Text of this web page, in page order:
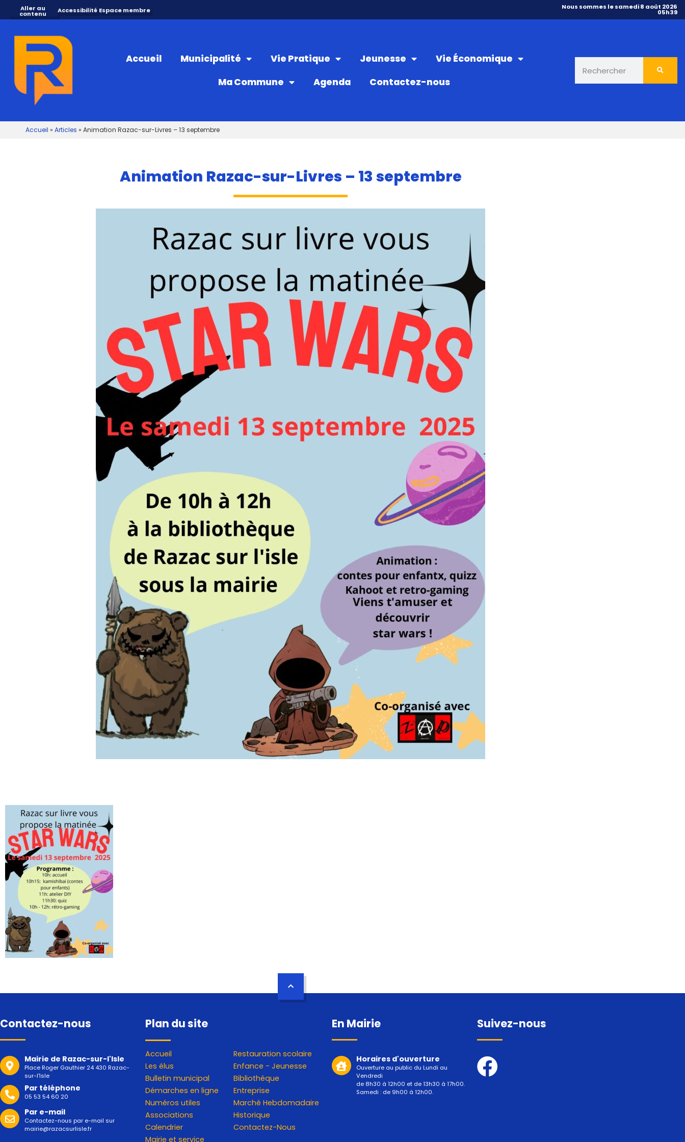
Aller au
contenu Accessibilité Espace membre Nous sommes le samedi 8 août 2026
05h39
Accueil Municipalité Vie Pratique Jeunesse
Vie Économique
Ma Commune
Agenda Contactez-nous
Accueil » Articles » Animation Razac-sur-Livres – 13 septembre
Animation Razac-sur-Livres – 13 septembre
Contactez-nous
Mairie de Razac-sur-l'Isle
Place Roger Gauthier 24 430 Razac-
sur-l'Isle
Par téléphone
05 53 54 60 20
Par e-mail
Contactez-nous par e-mail sur
mairie@razacsurlisle.fr
Plan du site
Accueil
Les élus
Bulletin municipal
Démarches en ligne
Numéros utiles
Associations
Calendrier
Mairie et service
Restauration scolaire
Enfance - Jeunesse
Bibliothéque
Entreprise
Marché Hebdomadaire
Historique
Contactez-Nous
En Mairie
Horaires d'ouverture
Ouverture au public du Lundi au
Vendredi
de 8h30 à 12h00 et de 13h30 à 17h00.
Samedi : de 9h00 à 12h00.
Suivez-nous